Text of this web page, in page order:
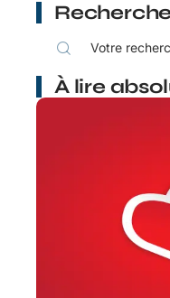
Recherche
À lire